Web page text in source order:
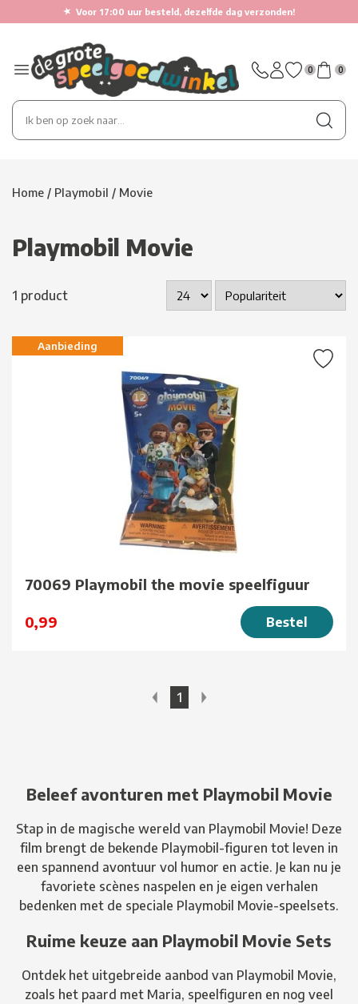
★ Voor 17:00 uur besteld, dezelfde dag verzonden!
0 0
Home / Playmobil / Movie
Playmobil Movie
1 product
Aanbieding
70069 Playmobil the movie speelfiguur
0,99 Bestel
1
Beleef avonturen met Playmobil Movie
Stap in de magische wereld van Playmobil Movie! Deze
film brengt de bekende Playmobil-figuren tot leven in
een spannend avontuur vol humor en actie. Je kan nu je
favoriete scènes naspelen en je eigen verhalen
bedenken met de speciale Playmobil Movie-speelsets.
Ruime keuze aan Playmobil Movie Sets
Ontdek het uitgebreide aanbod van Playmobil Movie,
zoals het paard met Maria, speelfiguren en nog veel